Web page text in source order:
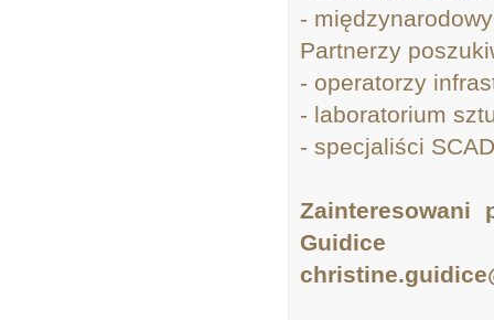
-
Partnerzy
- operatorzy
- laboratorium
- specjaliści
Guidice